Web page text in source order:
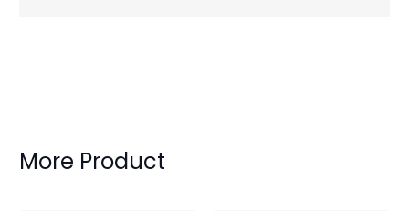
More Product